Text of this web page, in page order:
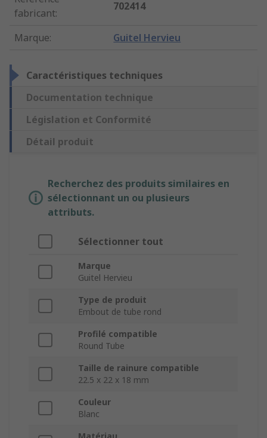
fabricant:
702414
Marque: Guitel Hervieu
Caractéristiques techniques
Documentation technique
Législation et Conformité
Détail produit
Recherchez des produits similaires en
sélectionnant un ou plusieurs
attributs.
Sélectionner tout
Marque
Guitel Hervieu
Type de produit
Embout de tube rond
Profilé compatible
Round Tube
Taille de rainure compatible
22.5 x 22 x 18 mm
Couleur
Blanc